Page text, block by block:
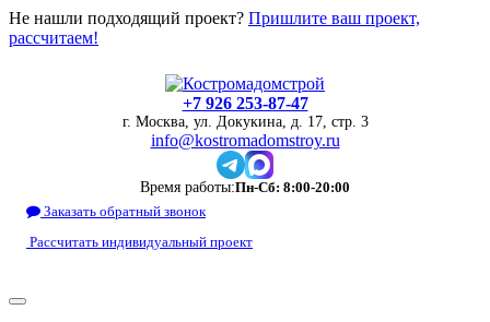
Не нашли подходящий проект? Пришлите ваш проект,
рассчитаем!
+7 926 253-87-47
г. Москва, ул. Докукина, д. 17, стр. 3
info@kostromadomstroy.ru
Время работы:Пн-Сб: 8:00-20:00
Заказать обратный звонок
Рассчитать индивидуальный проект